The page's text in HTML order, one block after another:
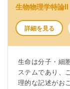
生物物理学特論II
詳細を見る
生命は分子・細
ステムであり、
理的な記述がお